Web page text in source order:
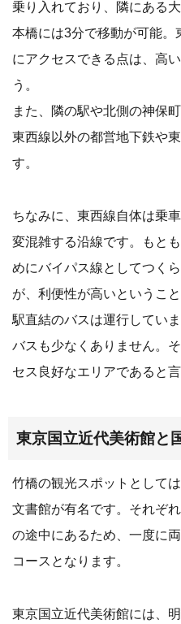
乗り入れており、隣にある
本橋には3分で移動が可能。
にアクセスできる点は、高
う。
また、隣の駅や北側の神保
東西線以外の都営地下鉄や
す。
ちなみに、東西線自体は乗
変混雑する沿線です。もと
めにバイパス線としてつく
が、利便性が高いというこ
駅直結のバスは運行してい
バスも少なくありません。
セス良好なエリアであると言
東京国立近代美術館と
竹橋の観光スポットとして
文書館が有名です。それぞ
の途中にあるため、一度に
コースとなります。
東京国立近代美術館には、